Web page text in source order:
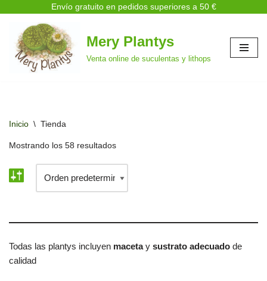
Envío gratuito en pedidos superiores a 50 €
Saltar
al
contenido
Mery Plantys
Venta online de suculentas y lithops
Inicio \ Tienda
Mostrando los 58 resultados
Todas las plantys incluyen macetay sustrato adecuado de
calidad